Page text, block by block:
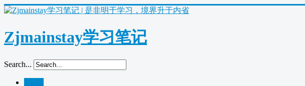
Zjmainstay学习笔记
Search...